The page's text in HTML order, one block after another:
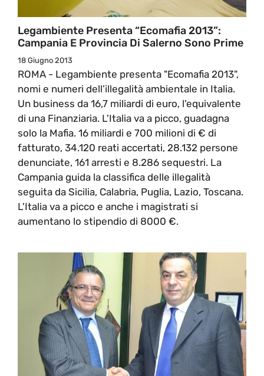
Legambiente Presenta “Ecomafia 2013”:
Campania E Provincia Di Salerno Sono Prime
18 Giugno 2013
ROMA - Legambiente presenta "Ecomafia 2013",
nomi e numeri dell’illegalità ambientale in Italia.
Un business da 16,7 miliardi di euro, l'equivalente
di una Finanziaria. L'Italia va a picco, guadagna
solo la Mafia. 16 miliardi e 700 milioni di € di
fatturato, 34.120 reati accertati, 28.132 persone
denunciate, 161 arresti e 8.286 sequestri. La
Campania guida la classifica delle illegalità
seguita da Sicilia, Calabria, Puglia, Lazio, Toscana.
L'Italia va a picco e anche i magistrati si
aumentano lo stipendio di 8000 €.